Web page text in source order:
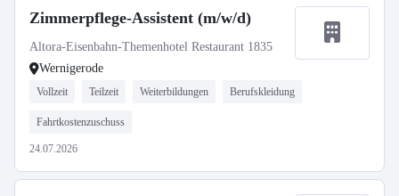
Zimmerpflege-Assistent (m/w/d)
Altora-Eisenbahn-Themenhotel Restaurant 1835
Wernigerode
Vollzeit Teilzeit Weiterbildungen Berufskleidung
Fahrtkostenzuschuss
24.07.2026